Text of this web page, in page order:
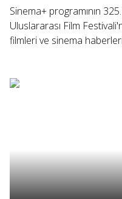
Sinema+ programının
Uluslararası Film
filmleri ve sinema